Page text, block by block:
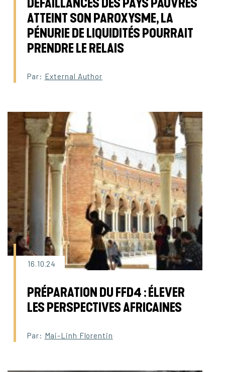
DÉFAILLANCES DES PAYS PAUVRES
ATTEINT SON PAROXYSME, LA
PÉNURIE DE LIQUIDITÉS POURRAIT
PRENDRE LE RELAIS
Par: External Author
16.10.24
PRÉPARATION DU FFD4 : ÉLEVER
LES PERSPECTIVES AFRICAINES
Par: Mai-Linh Florentin